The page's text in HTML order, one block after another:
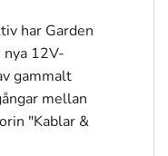
har Garden
nya 12V-
gammalt
mellan
"Kablar &